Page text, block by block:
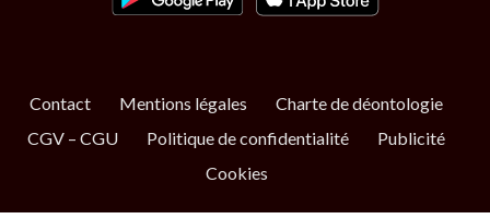
Contact Mentions légales
Charte de déontologie
CGV – CGU
Politique de confidentialité
Publicité
Cookies